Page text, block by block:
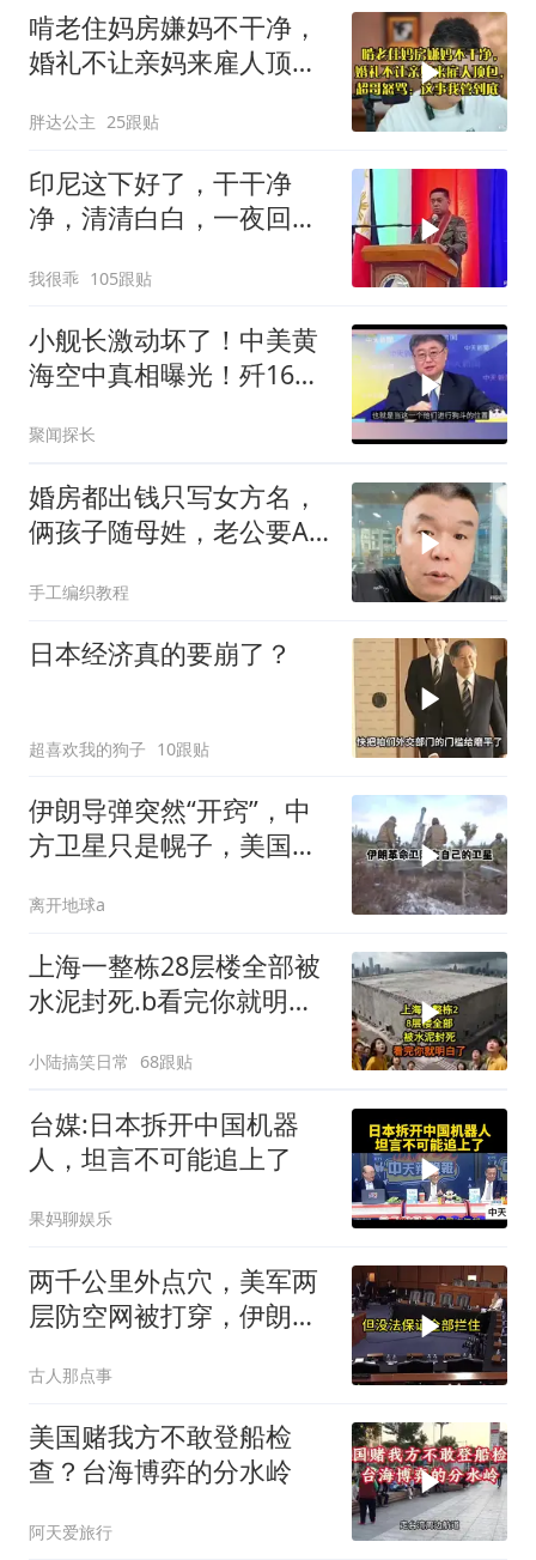
啃老住妈房嫌妈不干净，
婚礼不让亲妈来雇人顶
胖达公主 25跟贴
印尼这下好了，干干净
净，清清白白，一夜回到
我很乖 105跟贴
小舰长激动坏了！中美黄
海空中真相曝光！歼16狗
对武力！
聚闻探长
婚房都出钱只写女方名，
俩孩子随母姓，老公要AA
手工编织教程
日本经济真的要崩了？
超喜欢我的狗子 10跟贴
伊朗导弹突然“开窍”，中
方卫星只是幌子，美国真
离开地球a
上海一整栋28层楼全部被
水泥封死.b看完你就明白
小陆搞笑日常 68跟贴
台媒:日本拆开中国机器
人，坦言不可能追上了
果妈聊娱乐
两千公里外点穴，美军两
层防空网被打穿，伊朗亮
不住了
古人那点事
美国赌我方不敢登船检
查？台海博弈的分水岭
阿天爱旅行